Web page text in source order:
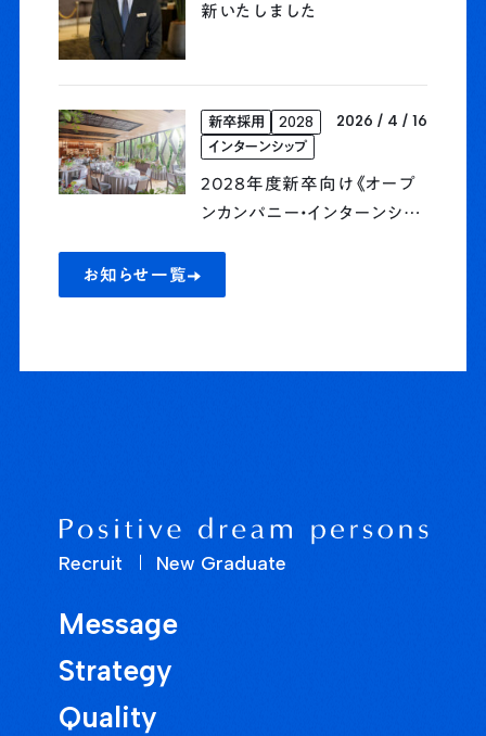
新いたしました
新卒採用
2028
インターンシップ
2026 / 4 / 16
2028年度新卒向け《オープ
ンカンパニー・インターンシッ
お知らせ一覧
Recruit New Graduate
Message
Strategy
Quality